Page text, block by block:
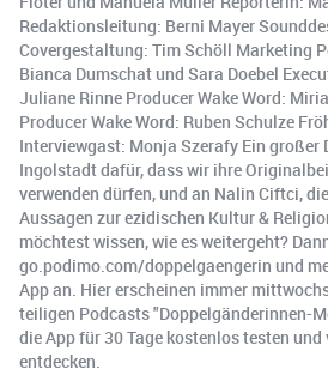
Redaktionsleitung: Berni Mayer
Covergestaltung: Tim Schöll Marketing
Bianca Dumschat und Sara Doebel
Juliane Rinne Producer Wake Word:
Producer Wake Word: Ruben Schulze
Interviewgast: Monja Szerafy Ein großer
Ingolstadt dafür, dass wir ihre
verwenden dürfen, und an Nalin Ciftci,
Aussagen zur ezidischen Kultur &
möchtest wissen, wie es weitergeht?
go.podimo.com/doppelgaengerin und
App an. Hier erscheinen immer
teiligen Podcasts "Doppelgänderinnen-
die App für 30 Tage kostenlos testen
entdecken.